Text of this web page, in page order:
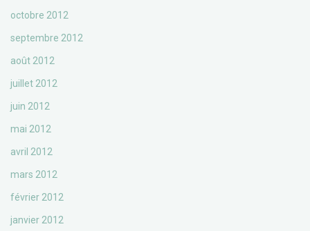
octobre 2012
septembre 2012
août 2012
juillet 2012
juin 2012
mai 2012
avril 2012
mars 2012
février 2012
janvier 2012